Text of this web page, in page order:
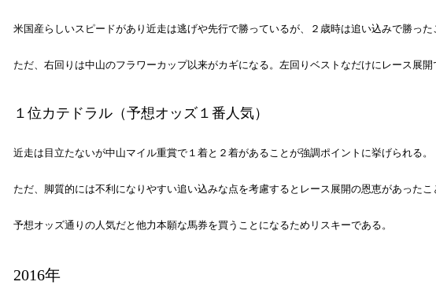
米国産らしいスピードがあり近走は逃げや先行で勝っているが、２歳時は追い込みで勝った
ただ、右回りは中山のフラワーカップ以来がカギになる。左回りベストなだけにレース展開
１位カテドラル（予想オッズ１番人気）
近走は目立たないが中山マイル重賞で１着と２着があることが強調ポイントに挙げられる。
ただ、脚質的には不利になりやすい追い込みな点を考慮するとレース展開の恩恵があったこ
予想オッズ通りの人気だと他力本願な馬券を買うことになるためリスキーである。
2016年